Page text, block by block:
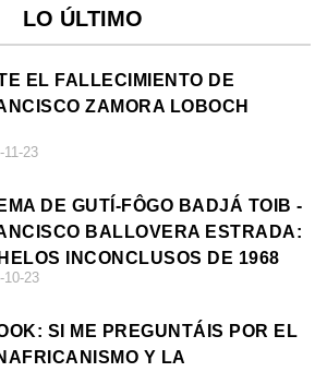
LO ÚLTIMO
EL FALLECIMIENTO DE
ZAMORA LOBOCH
11-23
DE GUTÍ-FÔGO BADJÁ TOIB -
BALLOVERA ESTRADA:
INCONCLUSOS DE 1968
10-23
SI ME PREGUNTÁIS POR EL
Y LA